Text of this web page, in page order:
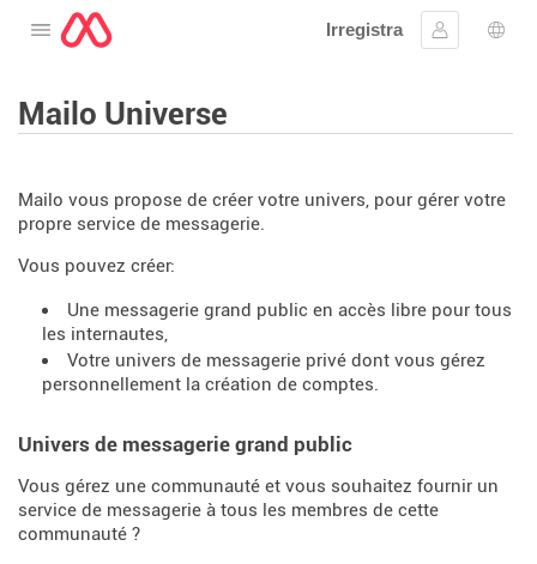
Tiftaħ il-menu
Irregistra
Sinjal
Mailo Universe
Mailo vous propose de créer votre univers, pour gérer votre
propre service de messagerie.
Vous pouvez créer:
Une messagerie grand public en accès libre pour tous
les internautes,
Votre univers de messagerie privé dont vous gérez
personnellement la création de comptes.
Univers de messagerie grand public
Vous gérez une communauté et vous souhaitez fournir un
service de messagerie à tous les membres de cette
communauté ?